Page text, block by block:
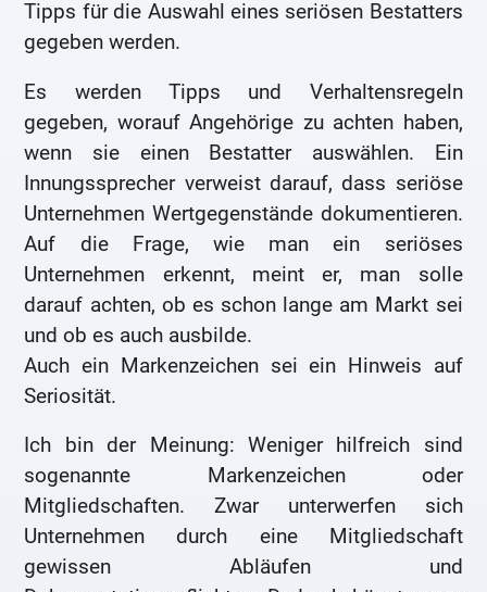
Tipps für die Auswahl eines seriösen Bestatters
gegeben werden.
Es werden Tipps und Verhaltensregeln
gegeben, worauf Angehörige zu achten haben,
wenn sie einen Bestatter auswählen. Ein
Innungssprecher verweist darauf, dass seriöse
Unternehmen Wertgegenstände dokumentieren.
Auf die Frage, wie man ein seriöses
Unternehmen erkennt, meint er, man solle
darauf achten, ob es schon lange am Markt sei
und ob es auch ausbilde.
Auch ein Markenzeichen sei ein Hinweis auf
Seriosität.
Ich bin der Meinung: Weniger hilfreich sind
sogenannte Markenzeichen oder
Mitgliedschaften. Zwar unterwerfen sich
Unternehmen durch eine Mitgliedschaft
gewissen Abläufen und